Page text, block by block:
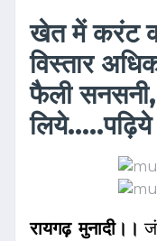
खेत में करंट
विस्तार
फैली
रायगढ़ मुनादी।।